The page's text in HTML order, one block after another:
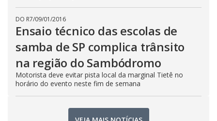
DO R7/09/01/2016
Ensaio técnico das escolas de
samba de SP complica trânsito
na região do Sambódromo
Motorista deve evitar pista local da marginal Tietê no
horário do evento neste fim de semana